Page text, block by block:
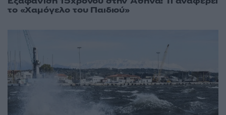
το «Χαμόγελο του Παιδιού»